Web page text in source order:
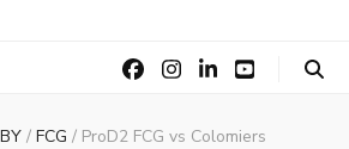
&Motion
/ FCG / ProD2 FCG vs Colomiers